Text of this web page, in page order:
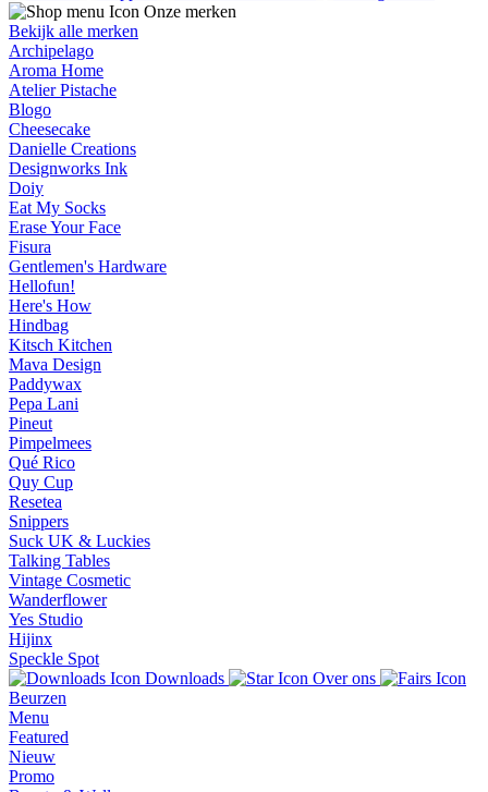
Onze merken
Bekijk alle merken
Archipelago
Aroma Home
Atelier Pistache
Blogo
Cheesecake
Danielle Creations
Designworks Ink
Doiy
Eat My Socks
Erase Your Face
Fisura
Gentlemen's Hardware
Hellofun!
Here's How
Hindbag
Kitsch Kitchen
Mava Design
Paddywax
Pepa Lani
Pineut
Pimpelmees
Qué Rico
Quy Cup
Resetea
Snippers
Suck UK & Luckies
Talking Tables
Vintage Cosmetic
Wanderflower
Yes Studio
Hijinx
Speckle Spot
Downloads
Over ons
Beurzen
Menu
Featured
Nieuw
Promo